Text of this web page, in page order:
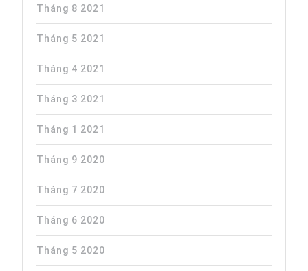
Tháng 8 2021
Tháng 5 2021
Tháng 4 2021
Tháng 3 2021
Tháng 1 2021
Tháng 9 2020
Tháng 7 2020
Tháng 6 2020
Tháng 5 2020